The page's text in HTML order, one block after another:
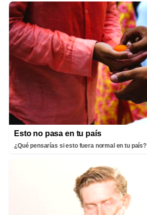
Esto no pasa en tu país
¿Qué pensarías si esto fuera normal en tu país?